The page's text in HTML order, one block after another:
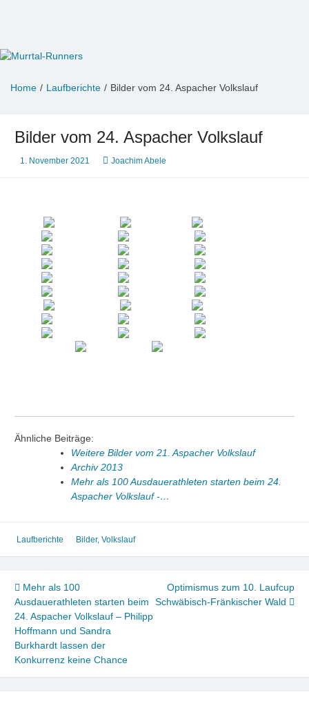
Murrtal-Runners
e.V. 1994
Home Laufberichte Bilder vom 24. Aspacher Volkslauf
Bilder vom 24. Aspacher Volkslauf
1. November 2021 Joachim Abele
Ähnliche Beiträge:
Weitere Bilder vom 21. Aspacher Volkslauf
Archiv 2013
Mehr als 100 Ausdauerathleten starten beim 24.
Aspacher Volkslauf -…
Laufberichte Bilder, Volkslauf
Beitragsnavigation
Mehr als 100
Ausdauerathleten starten beim
24. Aspacher Volkslauf – Philipp
Hoffmann und Sandra
Burkhardt lassen der
Konkurrenz keine Chance
Optimismus zum 10. Laufcup
Schwäbisch-Fränkischer Wald